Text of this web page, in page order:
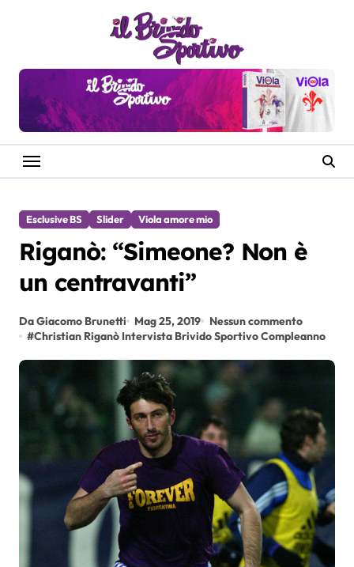
Esclusive BS Slider Viola amore mio
Riganò: “Simeone? Non è
un centravanti”
Da Giacomo Brunetti Mag 25, 2019
Nessun commento
#Christian Riganò Intervista Brivido Sportivo Compleanno